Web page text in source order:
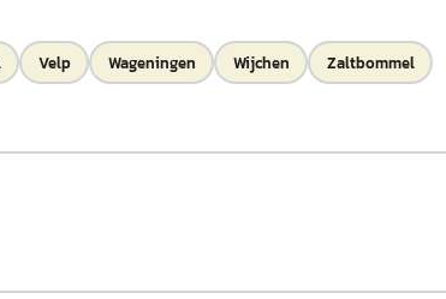
Velp Wageningen Wijchen
Zaltbommel